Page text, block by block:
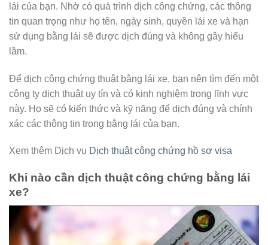
lái của bạn. Nhờ có quá trình dịch công chứng, các thông
tin quan trọng như họ tên, ngày sinh, quyền lái xe và hạn
sử dụng bằng lái sẽ được dịch đúng và không gây hiểu
lầm.
Để dịch công chứng thuật bằng lái xe, bạn nên tìm đến một
công ty dịch thuật uy tín và có kinh nghiệm trong lĩnh vực
này. Họ sẽ có kiến thức và kỹ năng để dịch đúng và chính
xác các thông tin trong bằng lái của bạn.
Xem thêm Dịch vụ Dịch thuật công chứng hồ sơ visa
Khi nào cần dịch thuật công chứng bằng lái
xe?